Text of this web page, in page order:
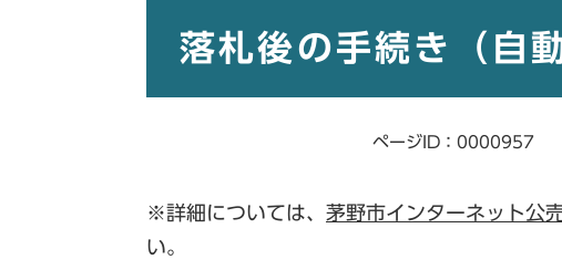
落札後の手続き（自
ページID：0000957
※詳細については、 茅野市インターネット公
い。